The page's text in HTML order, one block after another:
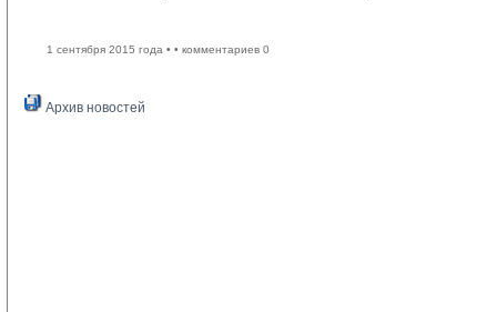
1 сентября 2015 года • • комментариев 0
Архив новостей